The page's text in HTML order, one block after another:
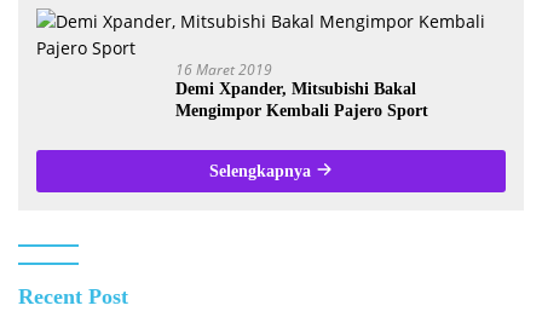
16 Maret 2019
Demi Xpander, Mitsubishi Bakal
Mengimpor Kembali Pajero Sport
Selengkapnya
Recent Post